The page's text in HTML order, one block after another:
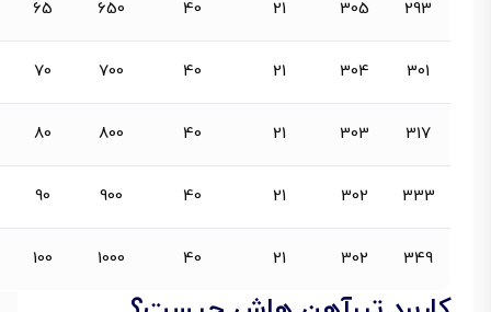
293
305
21
40
650
65
301
304
21
40
700
70
317
303
21
40
800
80
333
302
21
40
900
90
349
302
21
40
1000
100